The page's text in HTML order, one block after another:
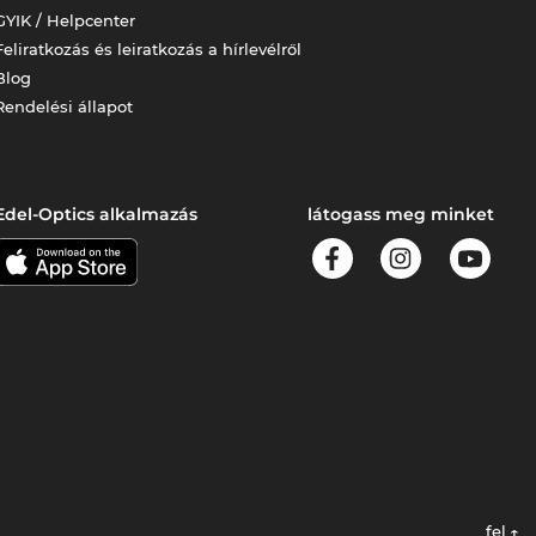
/ Helpcenter
és leiratkozás a hírlevélről
állapot
Optics alkalmazás látogass meg minket
fel